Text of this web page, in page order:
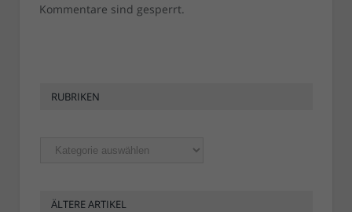
Kommentare sind gesperrt.
RUBRIKEN
Rubriken
ÄLTERE ARTIKEL